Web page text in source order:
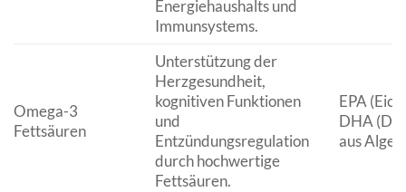
Energiehaushalts und
Immunsystems.
Omega-3
Fettsäuren
Unterstützung der
Herzgesundheit,
kognitiven Funktionen
und
Entzündungsregulation
durch hochwertige
Fettsäuren.
EPA
DHA
aus